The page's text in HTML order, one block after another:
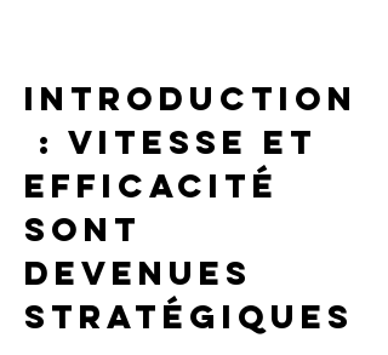
Introduction
: vitesse et
efficacité
sont
devenues
stratégiques